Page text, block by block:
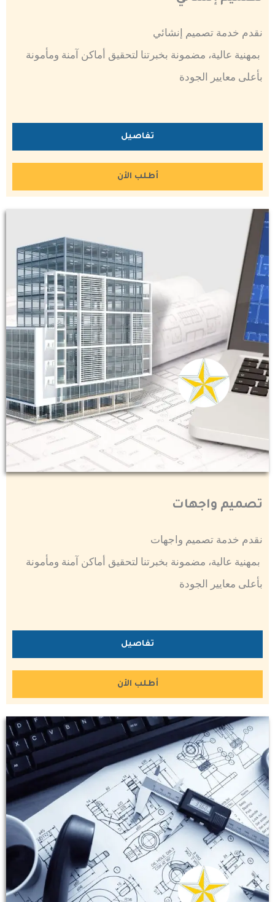
نقدم خدمة تصميم إنشائي
بمهنية عالية، مضمونة بخبرتنا لتحقيق أماكن آمنة ومأمونة
بأعلى معايير الجودة
تفاصيل
أطلب الأن
تصميم واجهات
نقدم خدمة تصميم واجهات
بمهنية عالية، مضمونة بخبرتنا لتحقيق أماكن آمنة ومأمونة
بأعلى معايير الجودة
تفاصيل
أطلب الأن